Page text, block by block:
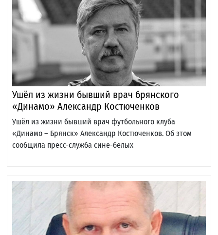
Ушёл из жизни бывший врач брянского
«Динамо» Александр Костюченков
Ушёл из жизни бывший врач футбольного клуба
«Динамо – Брянск» Александр Костюченков. Об этом
сообщила пресс-служба сине-белых